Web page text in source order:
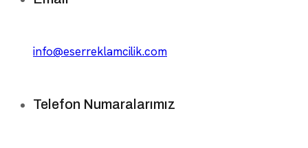
info@eserreklamcilik.com
Telefon Numaralarımız